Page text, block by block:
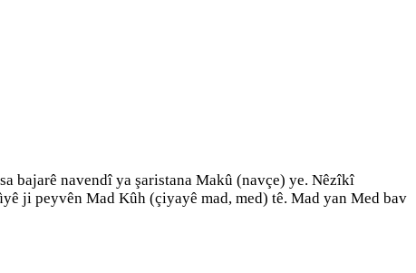
bajarê navendî ya şaristana Makû (navçe) ye. Nêzîkî
ji peyvên Mad Kûh (çiyayê mad, med) tê. Mad yan Med bav